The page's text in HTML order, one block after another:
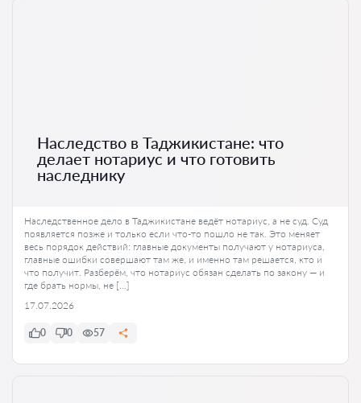
Наследство в Таджикистане: что
делает нотариус и что готовить
наследнику
Наследственное дело в Таджикистане ведёт нотариус, а не суд. Суд
появляется позже и только если что-то пошло не так. Это меняет
весь порядок действий: главные документы получают у нотариуса,
главные ошибки совершают там же, и именно там решается, кто и
что получит. Разберём, что нотариус обязан сделать по закону — и
где брать нормы, не […]
17.07.2026
0 0 57